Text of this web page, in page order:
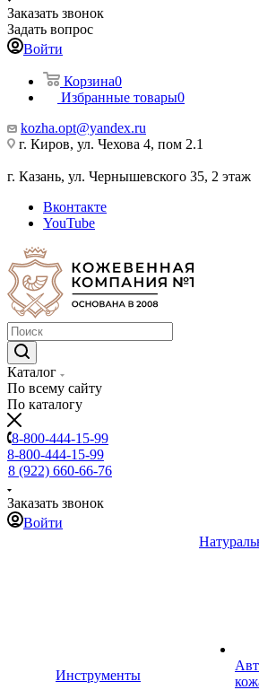
Заказать звонок
Задать вопрос
Войти
Корзина0
Избранные товары0
kozha.opt@yandex.ru
г. Киров, ул. Чехова 4, пом 2.1
г. Казань, ул. Чернышевского 35, 2 этаж
Вконтакте
YouTube
Каталог
По всему сайту
По каталогу
8-800-444-15-99
8-800-444-15-99
8 (922) 660-66-76
Заказать звонок
Войти
Инструменты